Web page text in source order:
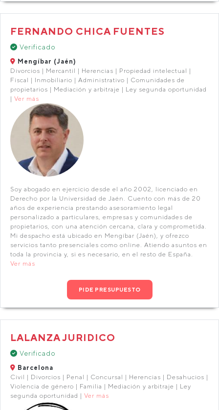
FERNANDO CHICA FUENTES
Verificado
Mengíbar (Jaén)
Divorcios | Mercantil | Herencias | Propiedad intelectual |
Fiscal | Inmobiliario | Administrativo | Comunidades de
propietarios | Mediación y arbitraje | Ley segunda oportunidad
| Ver más
Soy abogado en ejercicio desde el año 2002, licenciado en
Derecho por la Universidad de Jaén. Cuento con más de 20
años de experiencia prestando asesoramiento legal
personalizado a particulares, empresas y comunidades de
propietarios, con una atención cercana, clara y comprometida.
Mi despacho está ubicado en Mengíbar (Jaén), y ofrezco
servicios tanto presenciales como online. Atiendo asuntos en
toda la provincia y, si es necesario, en el resto de España.
Ver más
PIDE PRESUPUESTO
LALANZA JURIDICO
Verificado
Barcelona
Civil | Divorcios | Penal | Concursal | Herencias | Desahucios |
Violencia de género | Familia | Mediación y arbitraje | Ley
segunda oportunidad | Ver más